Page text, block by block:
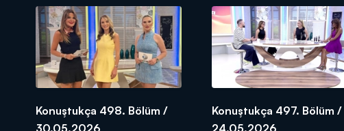
Konuştukça 498. Bölüm /
30.05.2026
Konuştukça 497. Bölüm /
24.05.2026